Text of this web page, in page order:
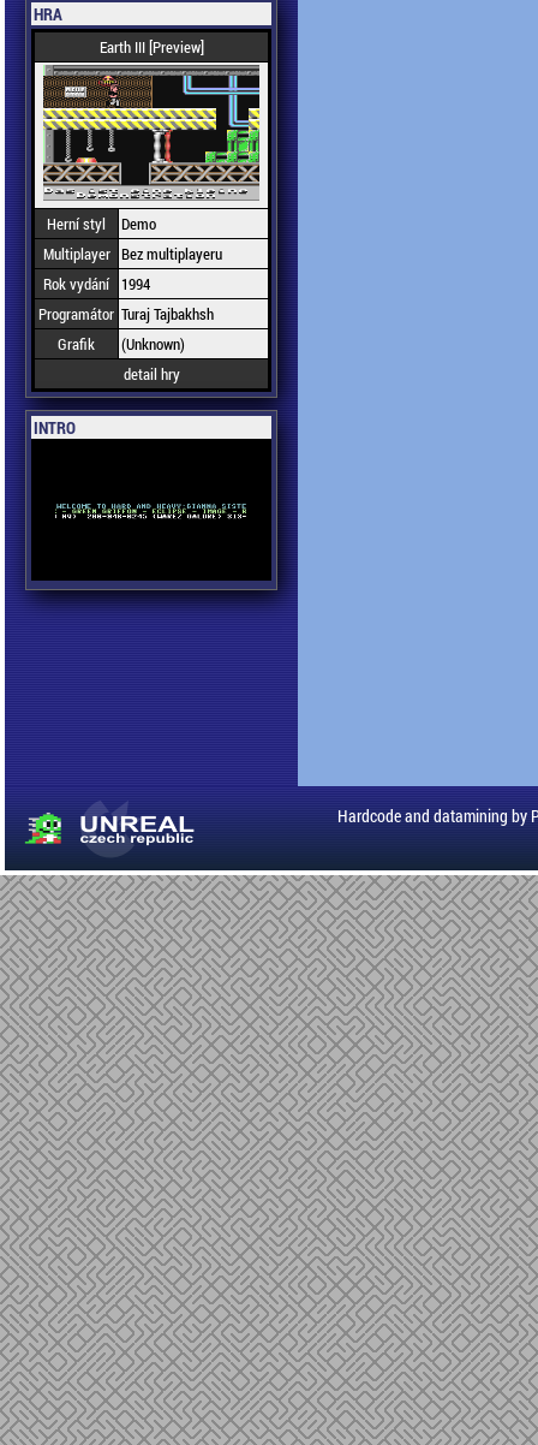
HRA
Earth III [Preview]
Herní styl
Demo
Multiplayer Bez multiplayeru
Rok vydání
1994
Programátor Turaj Tajbakhsh
Grafik
(Unknown)
detail hry
INTRO
Hardcode and datamining by